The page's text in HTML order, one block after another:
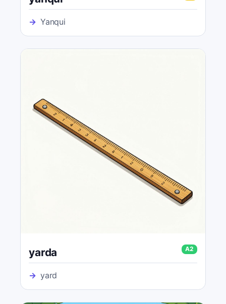
→ Yanqui
yarda A2
→ yard